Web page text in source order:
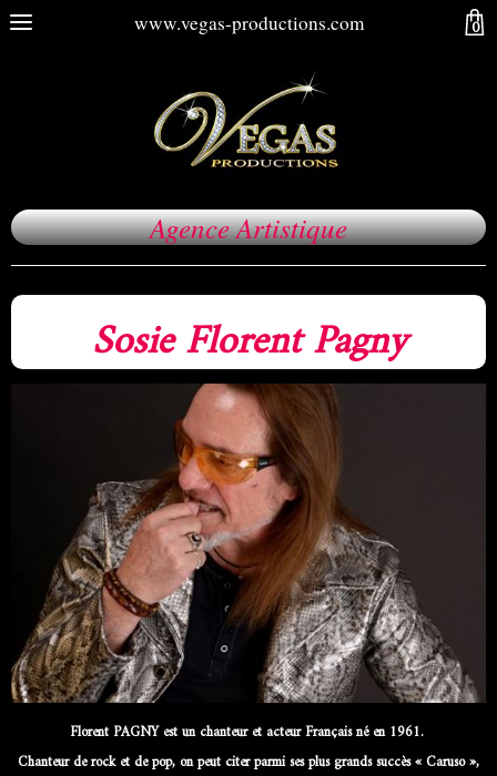
www.vegas-productions.com
Agence Artistique
Sosie Florent Pagny
Florent PAGNY est un chanteur et acteur Français né en 1961.
Chanteur de rock et de pop, on peut citer parmi ses plus grands succès « Caruso »,
0